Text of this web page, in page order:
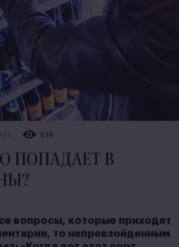
679
ПОПАДАЕТ В
вопросы, которые приходят
то непревзойденным